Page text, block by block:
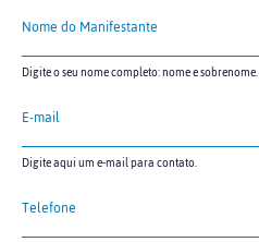
Nome do Manifestante
Digite o seu nome completo: nome e sobrenome.
E-mail
Digite aqui um e-mail para contato.
Telefone